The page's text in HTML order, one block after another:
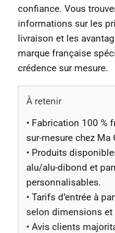
confiance. Vous
informations sur les
livraison et les
marque française
crédence sur mesure.
À retenir
• Fabrication 100 %
sur-mesure chez Ma
• Produits
alu/alu-dibond et
personnalisables.
• Tarifs d’entrée à
selon dimensions et
• Avis clients